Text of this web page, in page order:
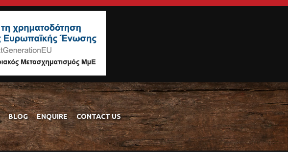
BLOG ENQUIRE CONTACT US